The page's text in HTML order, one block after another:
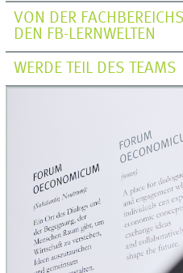
VON DER
DEN FB-LERNWELTEN
WERDE TEIL DES TEAMS